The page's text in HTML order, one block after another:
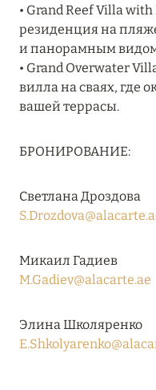
13 февраля 2025
MANDARIN
СКИДКИ ДО 30 %
РАЗМЕЩЕНИЕ
Подробнее
11 декабря 2024
RIXOS PREMIUM
КОНЦЕПЦИЯ «ВСЁ
ЭКСКЛЮЗИВНО»
Подробнее
HÔTEL BARRIÈRE
• Grand Reef Villa
резиденция на
и панорамным
• Grand Overwater
вилла на сваях, где
вашей террасы.
БРОНИРОВАНИЕ:
Светлана Дроздова
Микаил Гадиев
M.Gadiev@alacarte.ae
Элина Школяренко